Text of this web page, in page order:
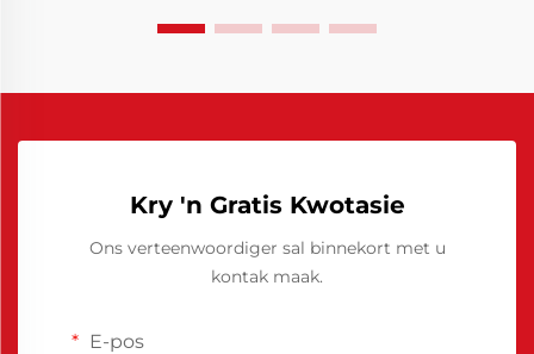
Kry 'n Gratis Kwotasie
Ons verteenwoordiger sal binnekort met u
kontak maak.
E-pos